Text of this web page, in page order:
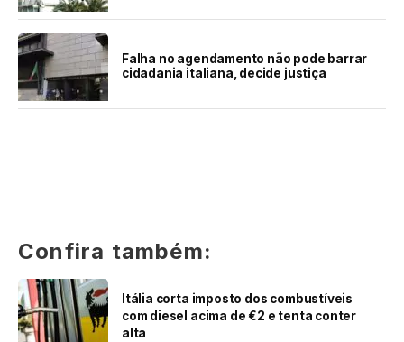
Falha no agendamento não pode barrar
cidadania italiana, decide justiça
Confira também:
Itália corta imposto dos combustíveis
com diesel acima de €2 e tenta conter
alta